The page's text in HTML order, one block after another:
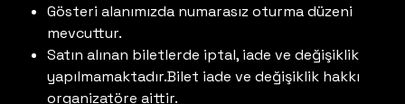
Gösteri alanımızda numarasız oturma düzeni
mevcuttur.
Satın alınan biletlerde iptal, iade ve değişiklik
yapılmamaktadır.Bilet iade ve değişiklik hakkı
organizatöre aittir.